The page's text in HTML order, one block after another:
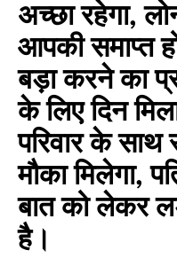
अच्छा रहेगा,
आपकी समाप्त
बड़ा करने का
के लिए दिन
परिवार के
मौका मिलेगा,
बात को लेकर
है।